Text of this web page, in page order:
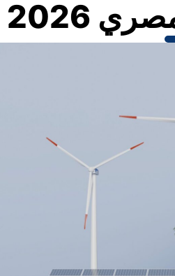
2026